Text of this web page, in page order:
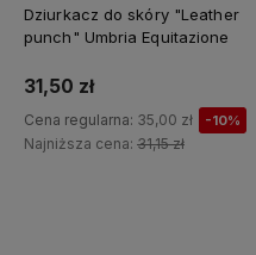
Lakierowane ogłowie z
futerkiem „Ivella” Kavalkade
494,10 zł
Cena regularna: 549,00 zł
-10%